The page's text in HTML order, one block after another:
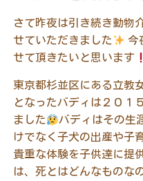
さて昨夜は引き続き動物
せていただきました
今
せて頂きたいと思います
東京都杉並区にある立教
となったバディは２０１
ました
バディはその生
けでなく子犬の出産や子
貴重な体験を子供達に提
は、死とはどんなものな